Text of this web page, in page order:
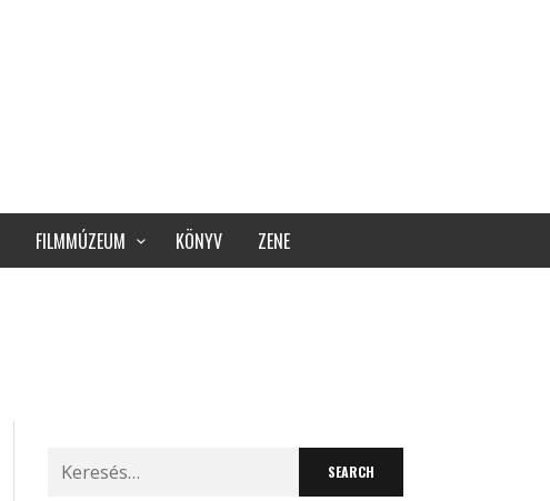
FILMMÚZEUM KÖNYV ZENE
Search
for: